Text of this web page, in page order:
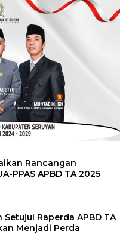
Rancangan
PPAS APBD TA 2025
Setujui Raperda APBD TA
Menjadi Perda